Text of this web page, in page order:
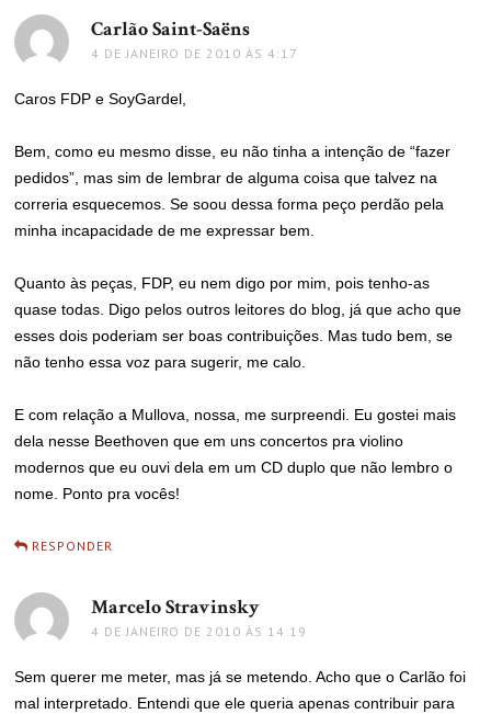
Carlão Saint-Saëns
4 DE JANEIRO DE 2010 ÀS 4:17
Caros FDP e SoyGardel,
Bem, como eu mesmo disse, eu não tinha a intenção de “fazer
pedidos”, mas sim de lembrar de alguma coisa que talvez na
correria esquecemos. Se soou dessa forma peço perdão pela
minha incapacidade de me expressar bem.
Quanto às peças, FDP, eu nem digo por mim, pois tenho-as
quase todas. Digo pelos outros leitores do blog, já que acho que
esses dois poderiam ser boas contribuições. Mas tudo bem, se
não tenho essa voz para sugerir, me calo.
E com relação a Mullova, nossa, me surpreendi. Eu gostei mais
dela nesse Beethoven que em uns concertos pra violino
modernos que eu ouvi dela em um CD duplo que não lembro o
nome. Ponto pra vocês!
RESPONDER
Marcelo Stravinsky
4 DE JANEIRO DE 2010 ÀS 14:19
Sem querer me meter, mas já se metendo. Acho que o Carlão foi
mal interpretado. Entendi que ele queria apenas contribuir para